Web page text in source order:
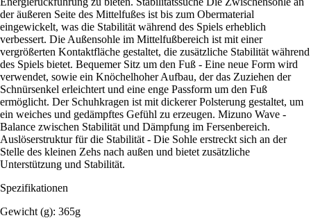
der äußeren Seite des Mittelfußes ist bis zum Obermaterial
eingewickelt, was die Stabilität während des Spiels erheblich
verbessert. Die Außensohle im Mittelfußbereich ist mit einer
vergrößerten Kontaktfläche gestaltet, die zusätzliche Stabilität während
des Spiels bietet. Bequemer Sitz um den Fuß - Eine neue Form wird
verwendet, sowie ein Knöchelhoher Aufbau, der das Zuziehen der
Schnürsenkel erleichtert und eine enge Passform um den Fuß
ermöglicht. Der Schuhkragen ist mit dickerer Polsterung gestaltet, um
ein weiches und gedämpftes Gefühl zu erzeugen. Mizuno Wave -
Balance zwischen Stabilität und Dämpfung im Fersenbereich.
Auslöserstruktur für die Stabilität - Die Sohle erstreckt sich an der
Stelle des kleinen Zehs nach außen und bietet zusätzliche
Unterstützung und Stabilität.
Spezifikationen
Gewicht (g): 365g